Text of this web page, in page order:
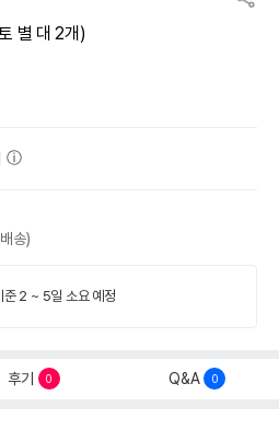
별 대 2개)
송)
준 2 ~ 5일 소요 예정
후기 0 Q&A 0